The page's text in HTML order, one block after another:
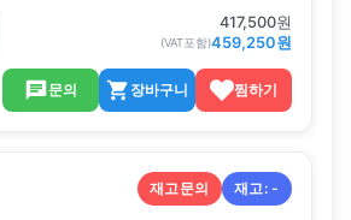
417,500원
(VAT포함)459,250원
문의 장바구니 찜하기
재고문의 재고:-